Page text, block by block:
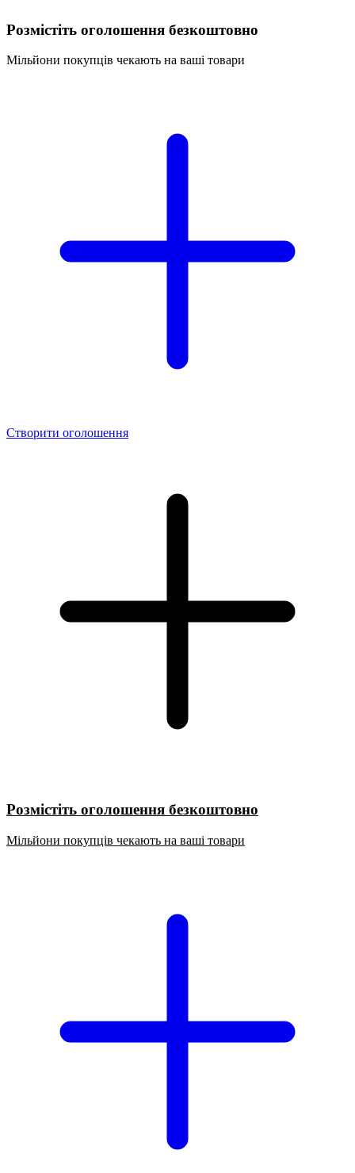
Розмістіть оголошення безкоштовно
Мільйони покупців чекають на ваші товари
Створити оголошення
Розмістіть оголошення безкоштовно
Мільйони покупців чекають на ваші товари